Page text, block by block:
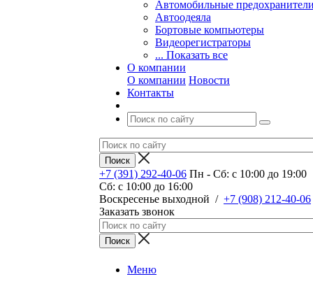
Автомобильные
Автоодеяла
Бортовые компьютеры
Видеорегистраторы
... Показать все
О компании
О компании Новости
Контакты
+7 (391) 292-40-06 Пн - Сб: c 10:00 до 19:00
Сб: c 10:00 до 16:00
​Воскресенье выходной / +7 (908) 212-40-06
Заказать звонок
Меню